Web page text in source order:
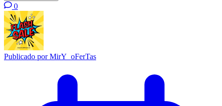
0
Publicado porMirY_oFerTas